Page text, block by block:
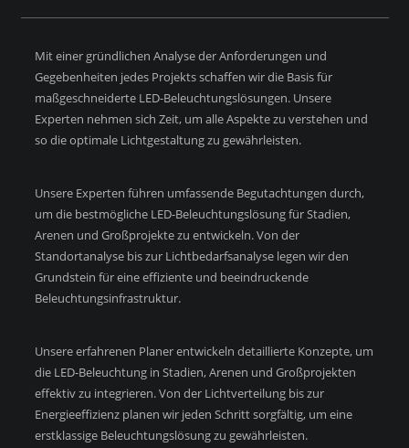
Mit einer gründlichen Analyse der Anforderungen und
Gegebenheiten jedes Projekts schaffen wir die Basis für
maßgeschneiderte LED-Beleuchtungslösungen. Unsere
Experten nehmen sich Zeit, um alle Aspekte zu verstehen und
so die optimale Lichtgestaltung zu gewährleisten.
Unsere Experten führen umfassende Begutachtungen durch,
um die bestmögliche LED-Beleuchtungslösung für Stadien,
Arenen und Großprojekte zu entwickeln. Von der
Standortanalyse bis zur Lichtbedarfsanalyse legen wir den
Grundstein für eine effiziente und beeindruckende
Beleuchtungsinfrastruktur.
Unsere erfahrenen Planer entwickeln detaillierte Konzepte, um
die LED-Beleuchtung in Stadien, Arenen und Großprojekten
effektiv zu integrieren. Von der Lichtverteilung bis zur
Energieeffizienz planen wir jeden Schritt sorgfältig, um eine
erstklassige Beleuchtungslösung zu gewährleisten.